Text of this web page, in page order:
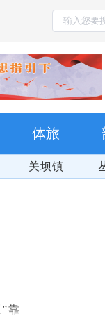
体旅
关坝镇
靠